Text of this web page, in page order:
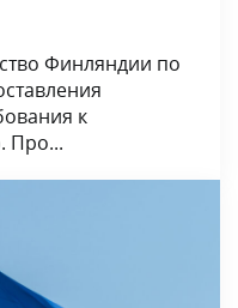
Финляндии по
к
Про...